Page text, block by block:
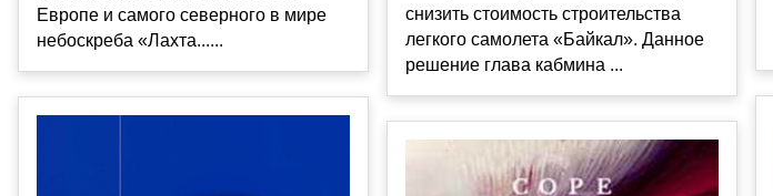
Европе и самого северного в мире
небоскреба «Лахта......
снизить стоимость строительства
легкого самолета «Байкал». Данное
решение глава кабмина ...